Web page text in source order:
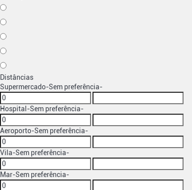
Distâncias
Supermercado-Sem preferência-
Hospital -Sem preferência-
Aeroporto-Sem preferência-
Vila-Sem preferência-
Mar-Sem preferência-